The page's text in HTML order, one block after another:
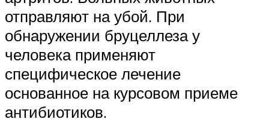
отправляют на убой. При
обнаружении бруцеллеза у
человека применяют
специфическое лечение
основанное на курсовом приеме
антибиотиков.